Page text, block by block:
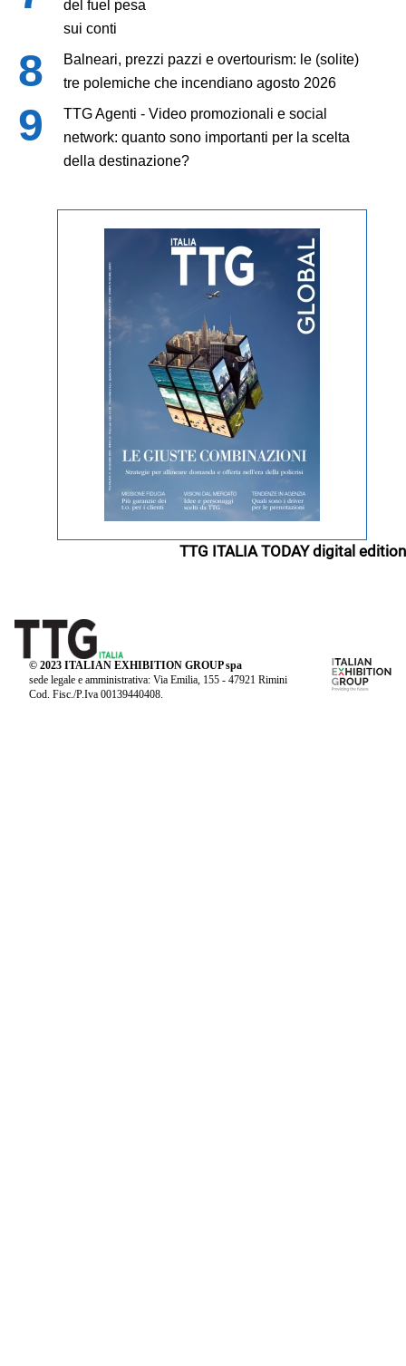
del fuel pesa
sui conti
Balneari, prezzi pazzi e overtourism: le (solite)
tre polemiche che incendiano agosto 2026
TTG Agenti - Video promozionali e social
network: quanto sono importanti per la scelta
della destinazione?
TTG ITALIA TODAY digital edition
© 2023 ITALIAN EXHIBITION GROUP spa
sede legale e amministrativa: Via Emilia, 155 - 47921 Rimini
Cod. Fisc./P.Iva 00139440408.